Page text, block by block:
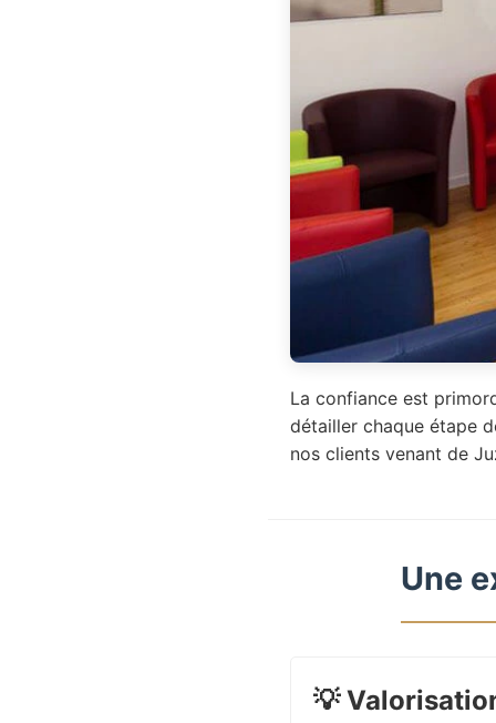
La confiance est
détailler chaque étape
nos clients venant de
Une
💡